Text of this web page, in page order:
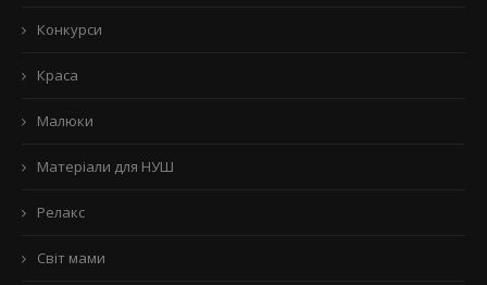
Конкурси
Краса
Малюки
Матеріали для НУШ
Релакс
Світ мами